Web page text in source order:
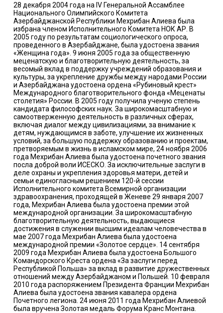
28 декабря 2004 года на IV Генеральной Ассамблее
Национального Олимпийского Комитета
Азербайджанской Республики Мехрибан Алиева была
избрана членом Исполнительного Комитета НОК АР. В
2005 году по результатам социологического опроса,
проведенного в Азербайджане, была удостоена звания
«Женщина года». 9 июня 2005 года за общественную
меценатскую и благотворительную деятельность, за
весомый вклад в поддержку учреждений образования и
культуры, за укрепление дружбы между народами России
и Азербайджана удостоена ордена «Рубиновый крест»
Международного благотворительного фонда «Меценаты
столетия» России. В 2005 году получила ученую степень
кандидата философских наук. За широкомасштабную и
самоотверженную деятельность в различных сферах,
включая диалог между цивилизациями, за внимание к
детям, нуждающимся в заботе, улучшение их жизненных
условий, за большую поддержку образованию и проектам,
претворяемым в жизнь в исламском мире, 24 ноября 2006
года Мехрибан Алиева была удостоена почетного звания
посла доброй воли ИСЕСКО. За исключительные заслуги в
деле охраны и укрепления здоровья матери, детей и
семьи единогласным решением 120-й сессии
Исполнительного комитета Всемирной организации
здравоохранения, проходящей в Женеве 29 января 2007
года, Мехрибан Алиева была удостоена премии этой
международной организации. За широкомасштабную
благотворительную деятельность, выдающиеся
достижения в служении высшим идеалам человечества в
мае 2007 года Мехрибан Алиева была удостоена
международной премии «Золотое сердце». 14 сентября
2009 года Мехрибан Алиева была удостоена Большого
Командорского Креста ордена «За заслуги перед
Республикой Польша» за вклад в развитие дружественных
отношений между Азербайджаном и Польшей. 10 февраля
2010 года распоряжением Президента Франции Мехрибан
Алиева была удостоена звания кавалера ордена
Почетного легиона. 24 июня 2011 года Мехрибан Алиевой
была вручена Золотая медаль Форума Кранс Монтана.